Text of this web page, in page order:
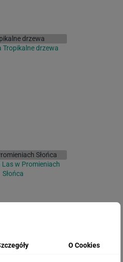
Tropikalne drzewa
w Promieniach
Słońca
O Cookies